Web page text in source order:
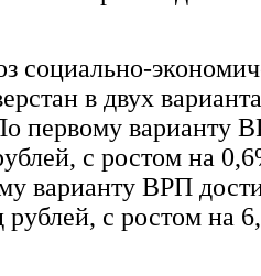
социально-
в двух
первому варианту
с ростом на
варианту ВРП
рублей, с ростом на